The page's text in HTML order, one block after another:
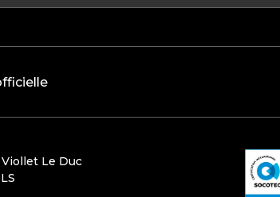
Le Duc